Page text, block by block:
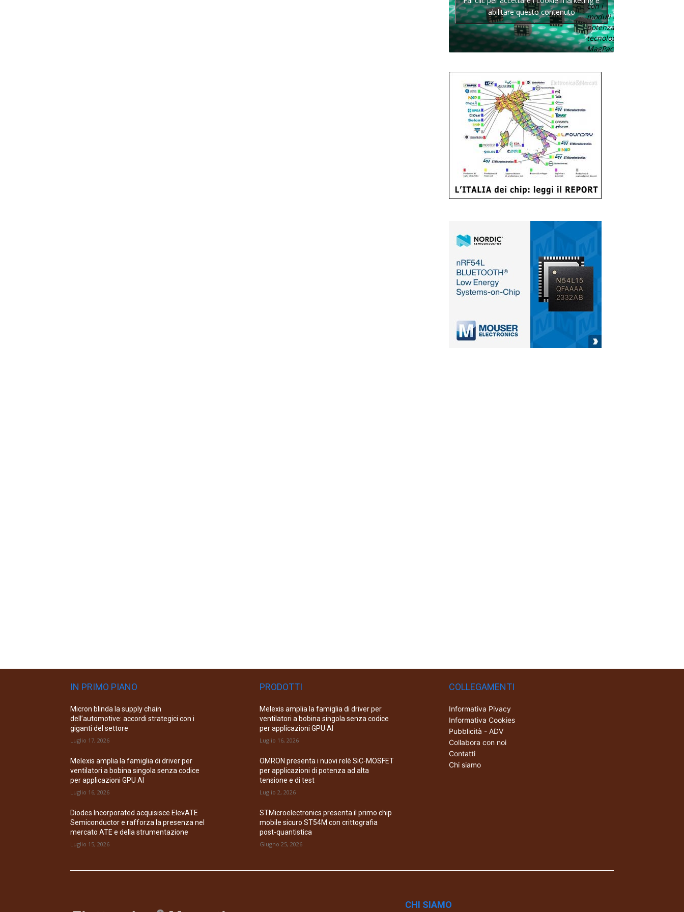
con i
moduli di
potenza con
tecnologia
MagPack.
abilitare questo contenuto
IN PRIMO PIANO
Micron blinda la supply chain
dell’automotive: accordi strategici con i
giganti del settore
Luglio 17, 2026
Melexis amplia la famiglia di driver per
ventilatori a bobina singola senza codice
per applicazioni GPU AI
Luglio 16, 2026
Diodes Incorporated acquisisce ElevATE
Semiconductor e rafforza la presenza nel
mercato ATE e della strumentazione
Luglio 15, 2026
PRODOTTI
Melexis amplia la famiglia di driver per
ventilatori a bobina singola senza codice
per applicazioni GPU AI
Luglio 16, 2026
OMRON presenta i nuovi relè SiC-MOSFET
per applicazioni di potenza ad alta
tensione e di test
Luglio 2, 2026
STMicroelectronics presenta il primo chip
mobile sicuro ST54M con crittografia
post-quantistica
Giugno 25, 2026
COLLEGAMENTI
Informativa Pivacy
Informativa Cookies
Pubblicità - ADV
Collabora con noi
Contatti
Chi siamo
CHI SIAMO